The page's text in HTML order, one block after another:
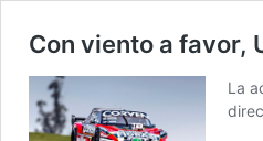
Con viento a favor,
La